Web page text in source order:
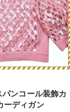
ンコール装飾カ
ーディガン